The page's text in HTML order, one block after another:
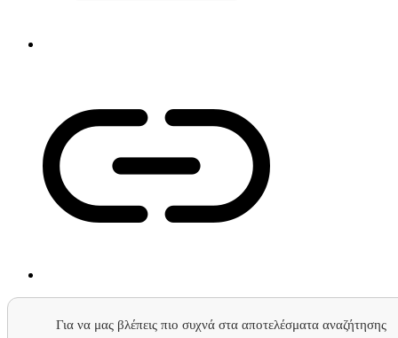
Για να μας βλέπεις πιο συχνά στα αποτελέσματα αναζήτησης